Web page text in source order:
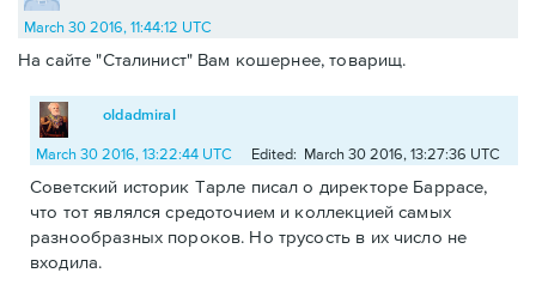
March 30 2016, 11:44:12 UTC
На сайте "Сталинист" Вам кошернее, товарищ.
oldadmiral
March 30 2016, 13:22:44 UTC Edited: March 30 2016, 13:27:36 UTC
Советский историк Тарле писал о директоре Баррасе,
что тот являлся средоточием и коллекцией самых
разнообразных пороков. Но трусость в их число не
входила.